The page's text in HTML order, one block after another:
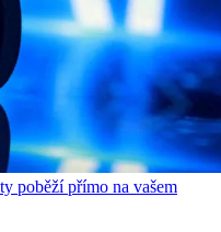
poběží přímo na vašem